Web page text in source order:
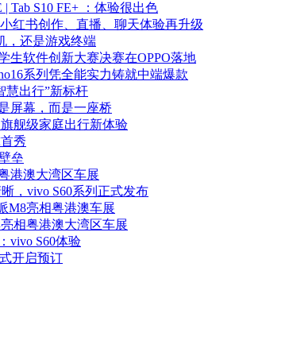
| Tab S10 FE+ ：体验很出色
红书创作、直播、聊天体验再升级
，还是游戏终端
生软件创新大赛决赛在OPPO落地
系列凭全能实力铸就中端爆款
慧出行”新标杆
屏幕，而是一座桥
舰级家庭出行新体验
秀
垒
港澳大湾区车展
，vivo S60系列正式发布
M8亮相粤港澳车展
相粤港澳大湾区车展
vivo S60体验
开启预订